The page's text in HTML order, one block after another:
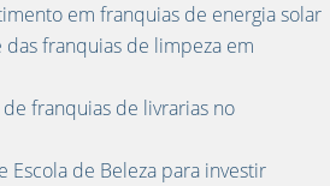
em franquias de energia solar
franquias de limpeza em
franquias de livrarias no
Escola de Beleza para investir